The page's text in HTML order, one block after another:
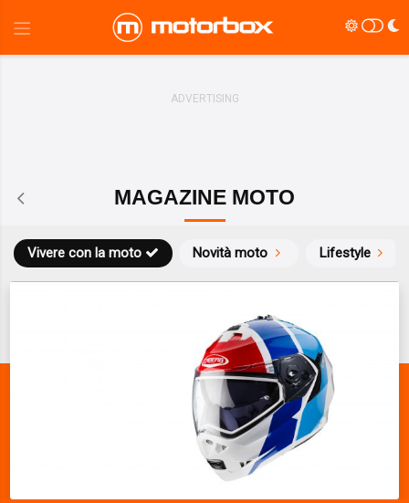
MAGAZINE MOTO
Novità moto
Vivere con la moto Lifestyle